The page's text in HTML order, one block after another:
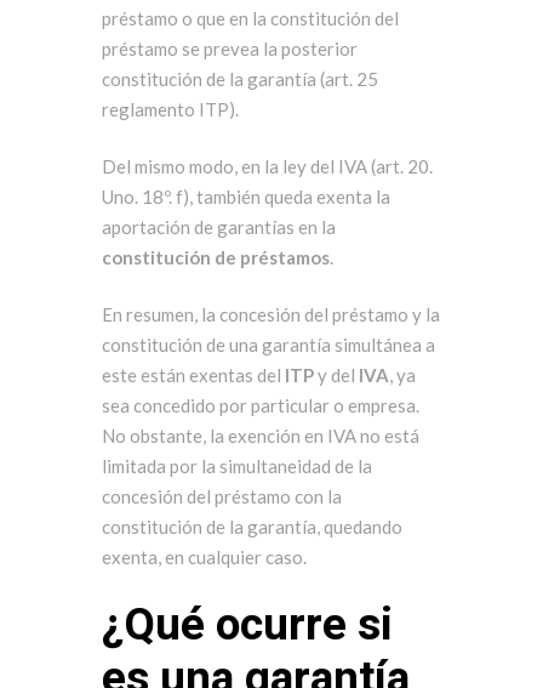
préstamo o que en la constitución del
préstamo se prevea la posterior
constitución de la garantía (art. 25
reglamento ITP).
Del mismo modo, en la ley del IVA (art. 20.
Uno. 18º. f), también queda exenta la
aportación de garantías en la
constitución de préstamos.
En resumen, la concesión del préstamo y la
constitución de una garantía simultánea a
este están exentas del ITPy del IVA, ya
sea concedido por particular o empresa.
No obstante, la exención en IVA no está
limitada por la simultaneidad de la
concesión del préstamo con la
constitución de la garantía, quedando
exenta, en cualquier caso.
¿Qué ocurre si